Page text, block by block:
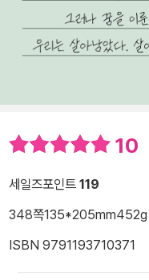
10
세일즈포인트 119
348쪽135*205mm452g
ISBN 9791193710371